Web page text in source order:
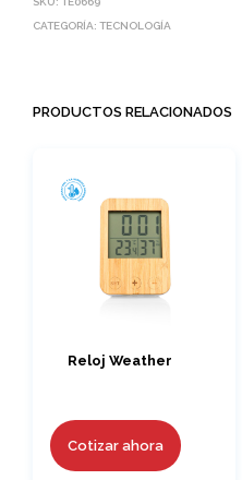
CATEGORÍA: TECNOLOGÍA
PRODUCTOS RELACIONADOS
Reloj Weather
Cotizar ahora